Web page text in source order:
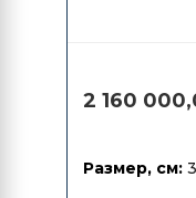
2 160
Размер, см: